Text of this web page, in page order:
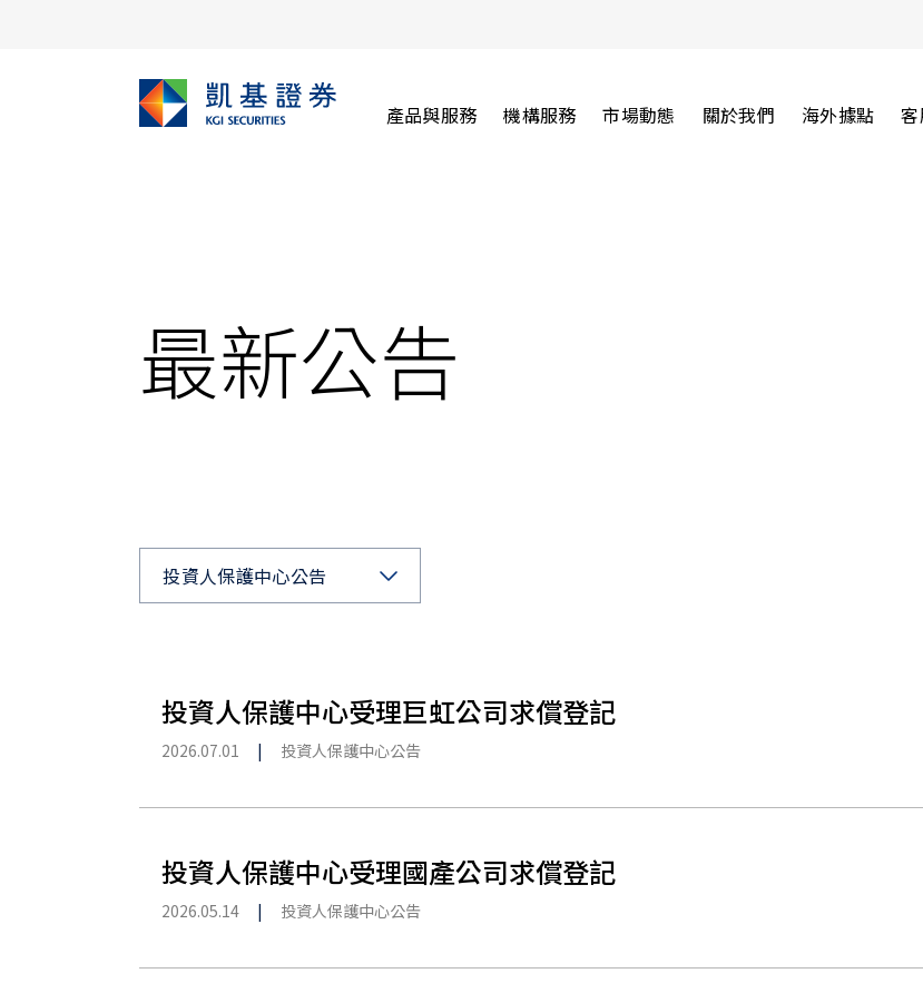
產品與服務 機構服務 市場動態 關於我們 海外據點
最新公告
投資人保護中心公告
投資人保護中心受理巨虹公司求償登記
2026.07.01 | 投資人保護中心公告
投資人保護中心受理國產公司求償登記
2026.05.14 | 投資人保護中心公告